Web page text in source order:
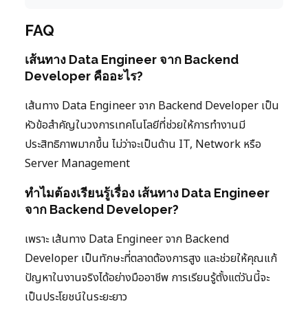
FAQ
เส้นทาง Data Engineer จาก Backend
Developer คืออะไร?
เส้นทาง Data Engineer จาก Backend Developer เป็น
หัวข้อสำคัญในวงการเทคโนโลยีที่ช่วยให้การทำงานมี
ประสิทธิภาพมากขึ้น ไม่ว่าจะเป็นด้าน IT, Network หรือ
Server Management
ทำไมต้องเรียนรู้เรื่อง เส้นทาง Data Engineer
จาก Backend Developer?
เพราะ เส้นทาง Data Engineer จาก Backend
Developer เป็นทักษะที่ตลาดต้องการสูง และช่วยให้คุณแก้
ปัญหาในงานจริงได้อย่างมืออาชีพ การเรียนรู้ตั้งแต่วันนี้จะ
เป็นประโยชน์ในระยะยาว